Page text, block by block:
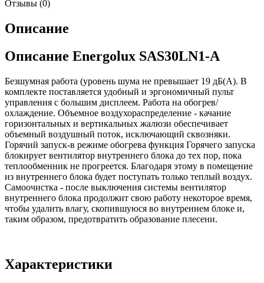
Отзывы (0)
Описание
Описание Energolux SAS30LN1-A
Безшумная работа (уровень шума не превышает 19 дБ(А). В
комплекте поставляется удобный и эргономичный пульт
управления с большим дисплеем. Работа на обогрев/
охлаждение. Объемное воздухораспределение - качание
горизонтальных и вертикальных жалюзи обеспечивает
объемный воздушный поток, исключающий сквозняки.
Горячий запуск-в режиме обогрева функция Горячего запуска
блокирует вентилятор внутреннего блока до тех пор, пока
теплообменник не прогреется. Благодаря этому в помещение
из внутреннего блока будет поступать только теплый воздух.
Самоочистка - после выключения системы вентилятор
внутреннего блока продолжит свою работу некоторое время,
чтобы удалить влагу, скопившуюся во внутреннем блоке и,
таким образом, предотвратить образование плесени.
Характеристики